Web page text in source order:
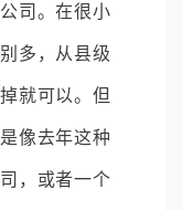
司。在很小
多，从县级
就可以。但
像去年这种
，或者一个